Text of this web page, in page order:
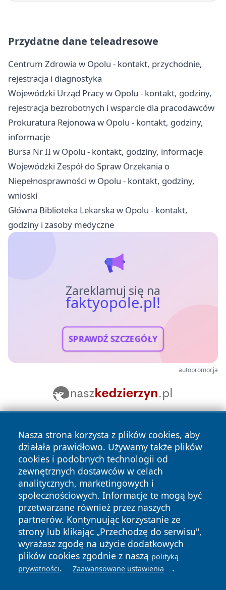
Przydatne dane teleadresowe
Centrum Zdrowia w Opolu - kontakt, przychodnie,
rejestracja i diagnostyka
Wojewódzki Urząd Pracy w Opolu - kontakt, godziny,
rejestracja bezrobotnych i wsparcie dla pracodawców
Prokuratura Rejonowa w Opolu - kontakt, godziny,
informacje
Bursa Nr II w Opolu - kontakt, godziny, informacje
Wojewódzki Zespół do Spraw Orzekania o
Niepełnosprawności w Opolu - kontakt, godziny,
wnioski
Główna Biblioteka Lekarska w Opolu - kontakt,
godziny i zasoby medyczne
Zareklamuj się na
faktyopole.pl!
SPRAWDŹ SZCZEGÓŁY
autopromocja
Nasza strona korzysta z plików cookies, aby
działała prawidłowo. Używamy także plików
cookies i podobnych technologii od
zewnętrznych dostawców w celach
analitycznych, marketingowych i
społecznościowych. Informacje te mogą być
przetwarzane również przez naszych
partnerów. Kontynuując korzystanie ze
strony lub klikając „Przechodzę do serwisu",
wyrażasz zgodę na użycie dodatkowych
plików cookies zgodnie z naszą polityką
prywatności. Zaawansowane ustawienia .
Copyright © 2026 faktyopole.pl Wszystkie prawa zastrzeżone.
News Autorzy
Polityka
Prywatności
Polityka
Cookies